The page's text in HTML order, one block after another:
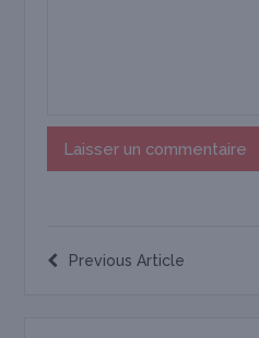
Previous Article